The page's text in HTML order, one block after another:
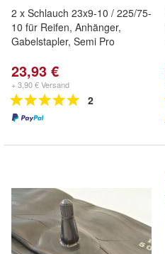
2 x Schlauch 23x9-10 / 225/75-
10 für Reifen, Anhänger,
Gabelstapler, Semi Pro
23,93 €
+ 3,90 € Versand
2